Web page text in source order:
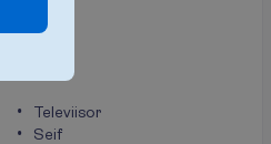
Televiisor
Seif